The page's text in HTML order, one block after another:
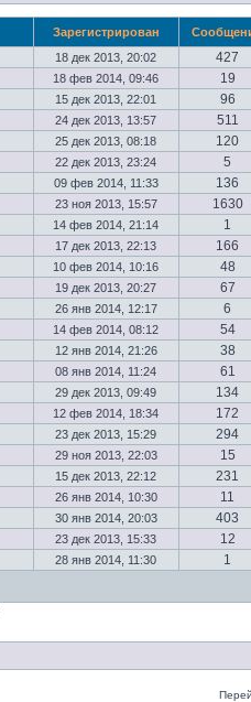
Зарегистрирован
18 дек 2013, 20:02
427
18 фев 2014, 09:46
19
15 дек 2013, 22:01
96
24 дек 2013, 13:57
511
25 дек 2013, 08:18
120
22 дек 2013, 23:24
5
09 фев 2014, 11:33
136
23 ноя 2013, 15:57
1630
14 фев 2014, 21:14
1
17 дек 2013, 22:13
166
10 фев 2014, 10:16
48
19 дек 2013, 20:27
67
26 янв 2014, 12:17
6
14 фев 2014, 08:12
54
12 янв 2014, 21:26
38
08 янв 2014, 11:24
61
29 дек 2013, 09:49
134
12 фев 2014, 18:34
172
23 дек 2013, 15:29
294
29 ноя 2013, 22:03
15
15 дек 2013, 22:12
231
26 янв 2014, 10:30
11
30 янв 2014, 20:03
403
23 дек 2013, 15:33
12
28 янв 2014, 11:30 1